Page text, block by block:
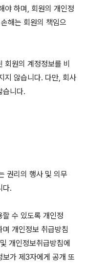
야 하며, 회원의 개인정
해는 회원의 책임으
원의 계정정보를 비
지 않습니다. 다만, 회사
습니다.
권리의 행사 및 의무
다.
수 있도록 개인정
개인정보 취급방침
개인정보취급방침에
가 제3자에게 공개 또